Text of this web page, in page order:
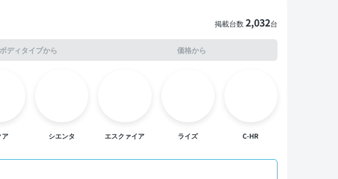
掲載台数2,032台
ボディタイプから 価格から
ア シエンタ エスクァイア ライズ C-HR